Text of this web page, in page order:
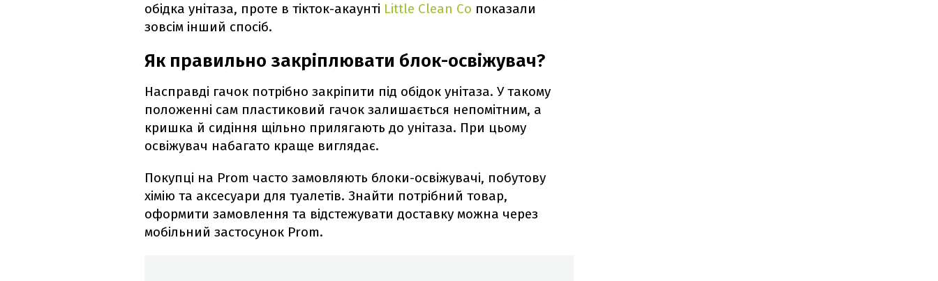
обідка унітаза, проте в тікток-акаунті Little Clean Co показали
зовсім інший спосіб.
Як правильно закріплювати блок-освіжувач?
Насправді гачок потрібно закріпити під обідок унітаза. У такому
положенні сам пластиковий гачок залишається непомітним, а
кришка й сидіння щільно прилягають до унітаза. При цьому
освіжувач набагато краще виглядає.
Покупці на Prom часто замовляють блоки-освіжувачі, побутову
хімію та аксесуари для туалетів. Знайти потрібний товар,
оформити замовлення та відстежувати доставку можна через
мобільний застосунок Prom.